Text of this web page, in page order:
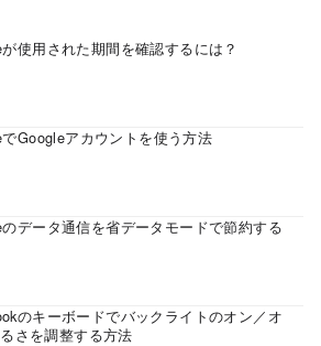
使用された期間を確認するには？
Googleアカウントを使う方法
データ通信を省データモードで節約する
のキーボードでバックライトのオン／オ
さを調整する方法